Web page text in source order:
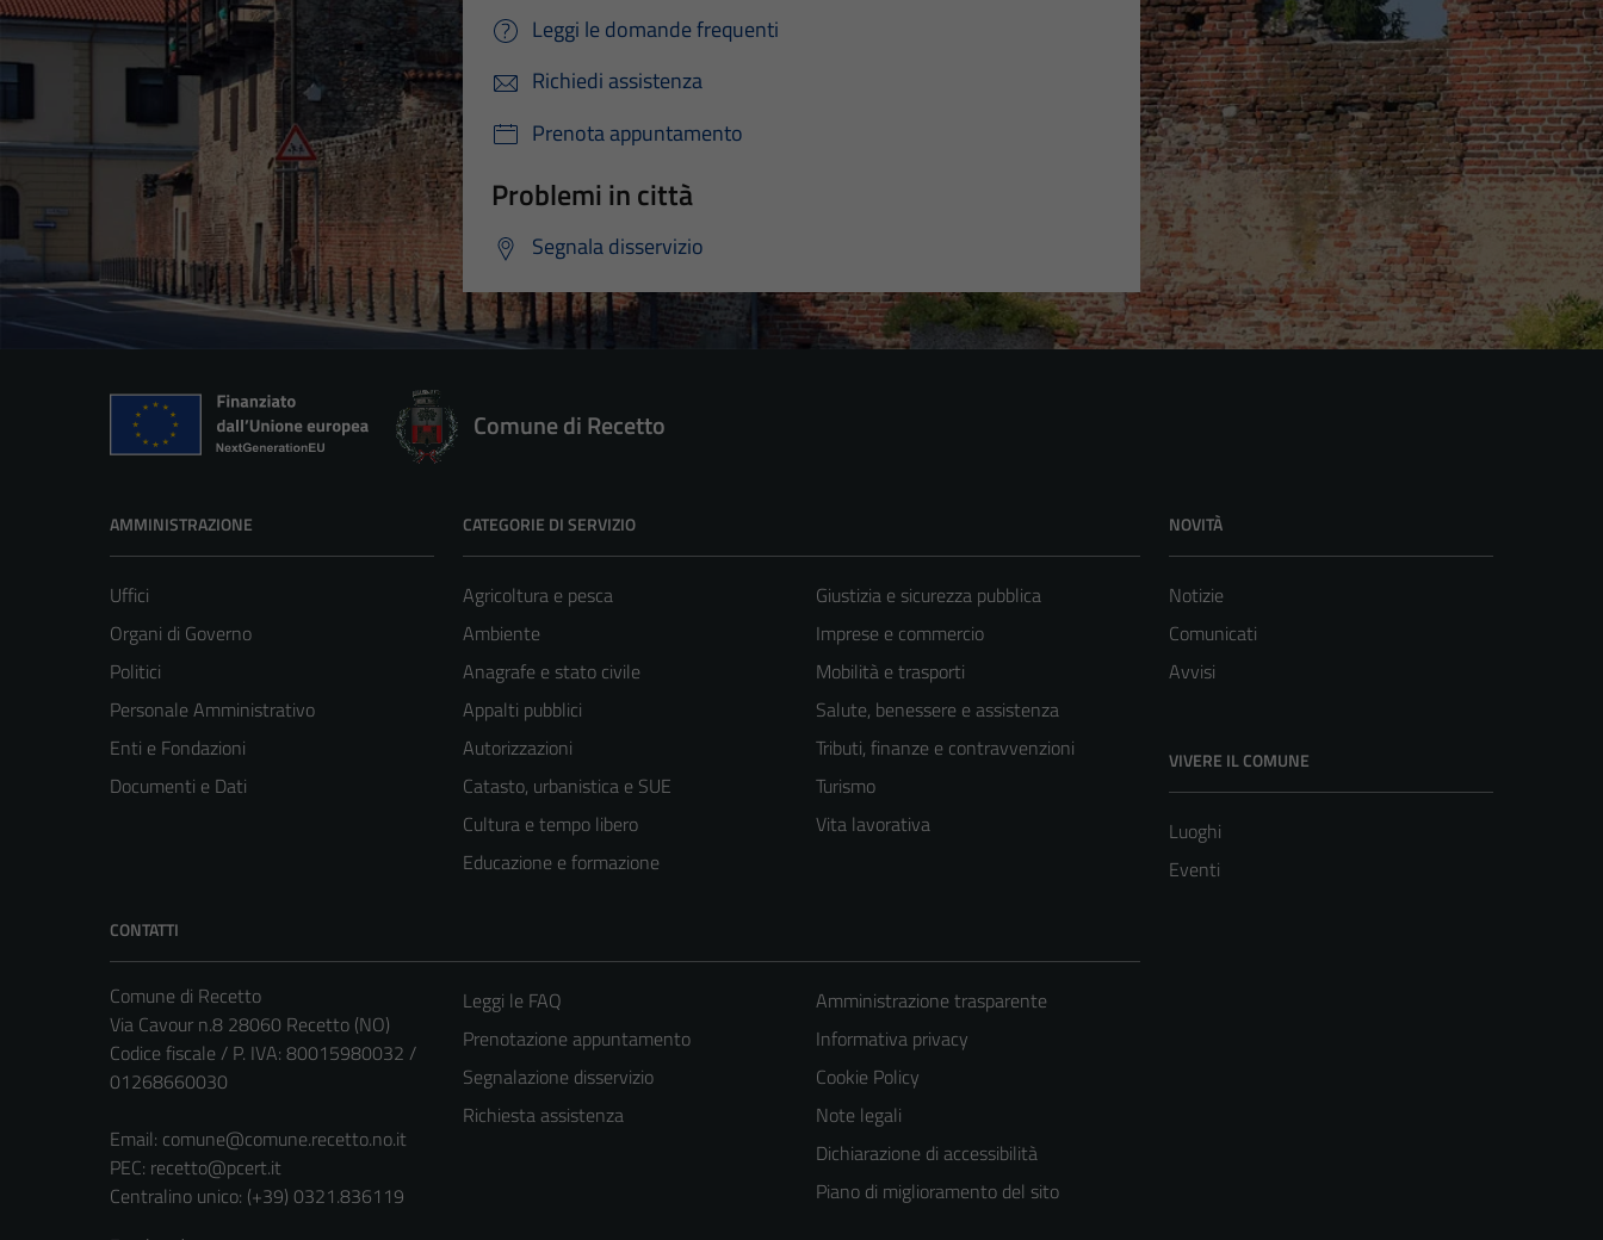
Leggi le domande frequenti
Richiedi assistenza
Prenota appuntamento
Problemi in città
Segnala disservizio
Comune di Recetto
AMMINISTRAZIONE
Uffici
Organi di Governo
Politici
Personale Amministrativo
Enti e Fondazioni
Documenti e Dati
CATEGORIE DI SERVIZIO
Agricoltura e pesca
Ambiente
Anagrafe e stato civile
Appalti pubblici
Autorizzazioni
Catasto, urbanistica e SUE
Cultura e tempo libero
Educazione e formazione
Giustizia e sicurezza pubblica
Imprese e commercio
Mobilità e trasporti
Salute, benessere e assistenza
Tributi, finanze e contravvenzioni
Turismo
Vita lavorativa
NOVITÀ
Notizie
Comunicati
Avvisi
VIVERE IL COMUNE
Luoghi
Eventi
CONTATTI
Comune di Recetto
Via Cavour n.8 28060 Recetto (NO)
Codice fiscale / P. IVA: 80015980032 /
01268660030
Email: comune@comune.recetto.no.it
PEC: recetto@pcert.it
Centralino unico: (+39) 0321.836119
Leggi le FAQ
Prenotazione appuntamento
Segnalazione disservizio
Richiesta assistenza
Amministrazione trasparente
Informativa privacy
Cookie Policy
Note legali
Dichiarazione di accessibilità
Piano di miglioramento del sito